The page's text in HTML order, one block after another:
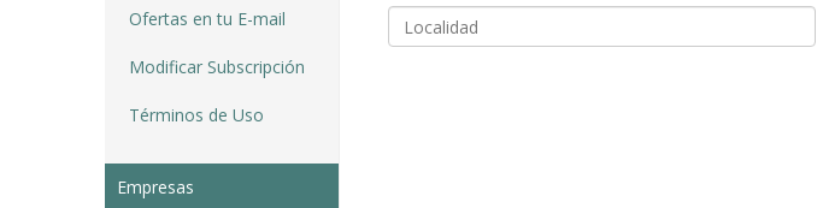
Ofertas en tu E-mail
Modificar Subscripción
Términos de Uso
Empresas